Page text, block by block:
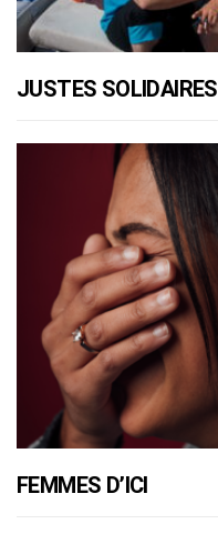
JUSTES SOLIDAIRES
FEMMES D’ICI